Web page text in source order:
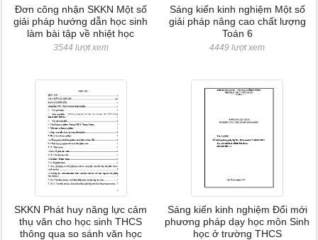
Đơn công nhận SKKN Một số
giải pháp hướng dẫn học sinh
làm bài tập về nhiệt học
3544 lượt xem
Sáng kiến kinh nghiệm Một số
giải pháp nâng cao chất lượng
Toán 6
4449 lượt xem
SKKN Phát huy năng lực cảm
thụ văn cho học sinh THCS
thông qua so sánh văn học
Sáng kiến kinh nghiệm Đổi mới
phương pháp dạy học môn Sinh
học ở trường THCS